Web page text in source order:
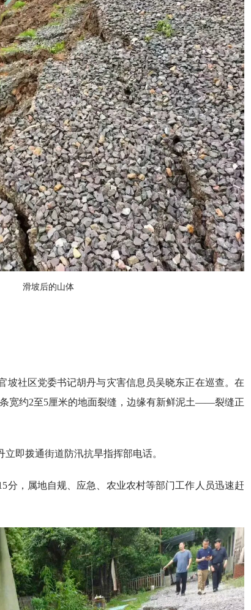
滑坡后的山体
坡社区党委书记胡丹与灾害信息员吴晓东正在巡查。在
宽约2至5厘米的地面裂缝，边缘有新鲜泥土——裂缝正
即拨通街道防汛抗旱指挥部电话。
分，属地自规、应急、农业农村等部门工作人员迅速赶